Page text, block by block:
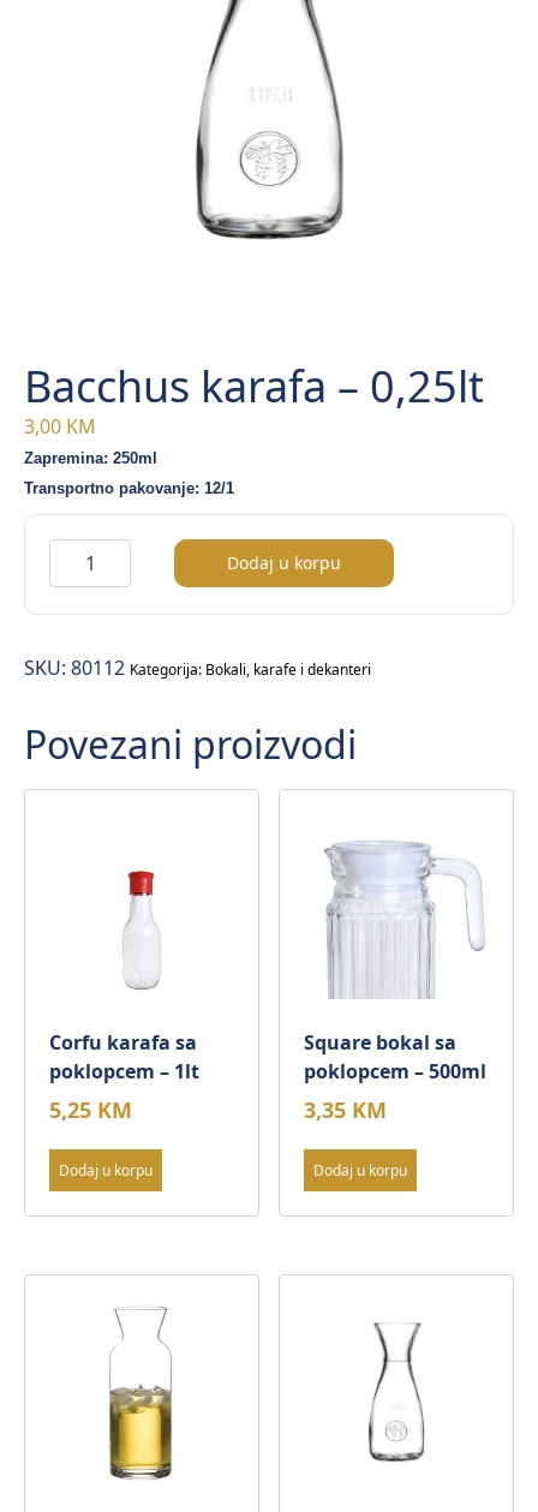
Bacchus karafa – 0,25lt
3,00 KM
Zapremina: 250ml
Transportno pakovanje: 12/1
Bacchus
karafa
–
količina
Dodaj u korpu
SKU: 80112 Kategorija: Bokali, karafe i dekanteri
Povezani proizvodi
Corfu karafa sa
poklopcem – 1lt
5,25 KM
Dodaj u korpu
Square bokal sa
poklopcem – 500ml
3,35 KM
Dodaj u korpu